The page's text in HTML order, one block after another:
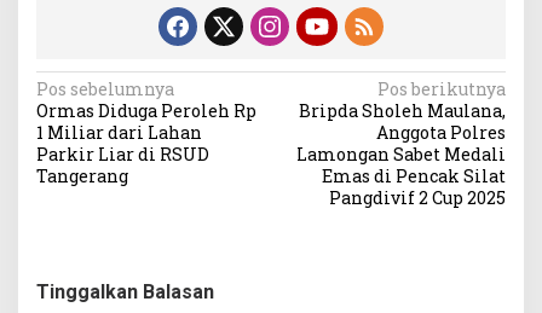
Navigasi
pos
Pos sebelumnya
Ormas Diduga Peroleh Rp
1 Miliar dari Lahan
Parkir Liar di RSUD
Tangerang
Pos berikutnya
Bripda Sholeh Maulana,
Anggota Polres
Lamongan Sabet Medali
Emas di Pencak Silat
Pangdivif 2 Cup 2025
Tinggalkan Balasan